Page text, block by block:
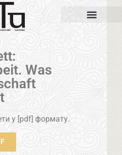
Was
у [pdf] формату.